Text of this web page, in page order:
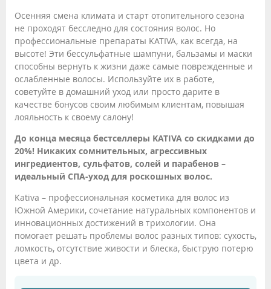
Осенняя смена климата и старт отопительного сезона
не проходят бесследно для состояния волос. Но
профессиональные препараты KATIVA, как всегда, на
высоте! Эти бессульфатные шампуни, бальзамы и маски
способны вернуть к жизни даже самые поврежденные и
ослабленные волосы. Используйте их в работе,
советуйте в домашний уход или просто дарите в
качестве бонусов своим любимым клиентам, повышая
лояльность к своему салону!
До конца месяца бестселлеры KATIVA со скидками до
20%! Никаких сомнительных, агрессивных
ингредиентов, сульфатов, солей и парабенов –
идеальный СПА-уход для роскошных волос.
Kativa – профессиональная косметика для волос из
Южной Америки, сочетание натуральных компонентов и
инновационных достижений в трихологии. Она
помогает решать проблемы волос разных типов: сухость,
ломкость, отсутствие живости и блеска, быструю потерю
цвета и др.